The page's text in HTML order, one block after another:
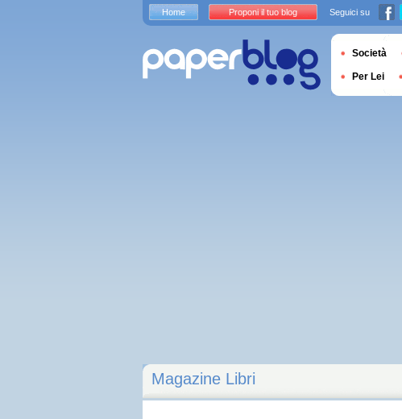
Magazine Libri
Home Proponi il tuo blog Seguici su
Società
Per Lei